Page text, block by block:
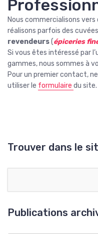
Nous commercialisons vers
réalisons parfois des
revendeurs(épiceries
Si vous êtes intéressé par
gammes, nous sommes à
Pour un premier contact,
utiliser le formulaire du site.
Trouver dans le
Publications